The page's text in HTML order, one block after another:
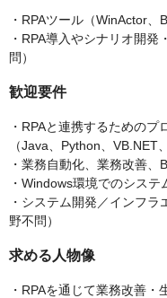
・RPAツール（WinActor
・RPA導入やシナリオ開
問）
歓迎要件
・RPAと連携するためのプ
（Java、Python、VB.NET
・業務自動化、業務改善
・Windows環境でのシス
・システム開発／インフ
野不問）
求める人物像
・RPAを通じて業務改善